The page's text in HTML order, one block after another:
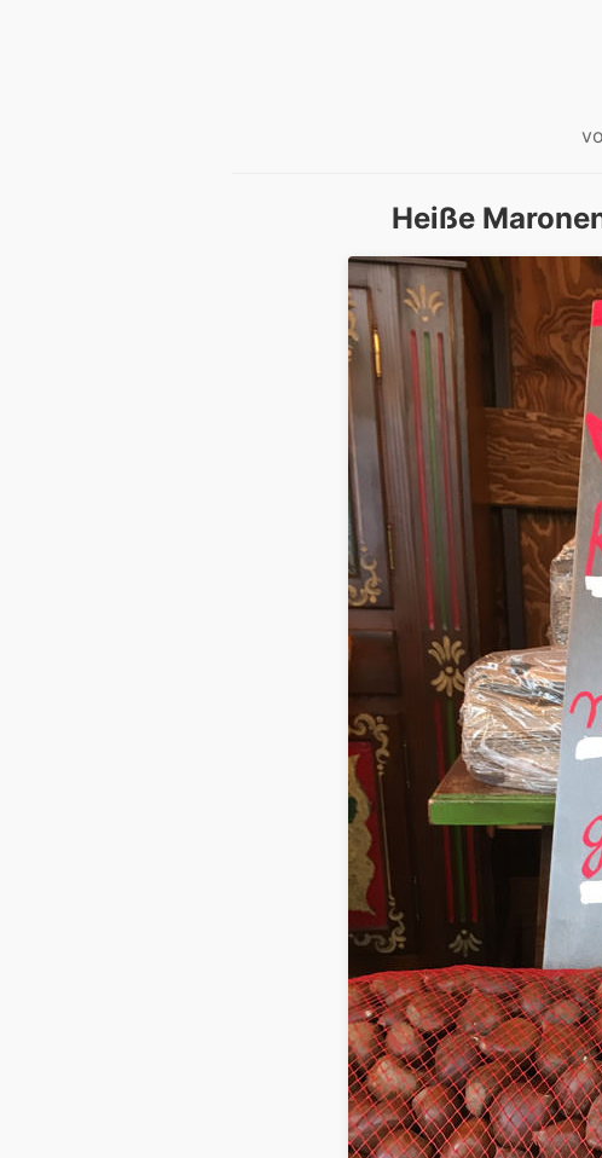
Heiße